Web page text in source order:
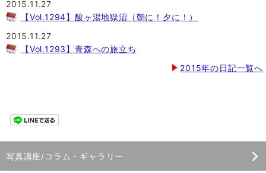
2015.11.27
【Vol.1294】酸ヶ湯地獄沼（朝に！夕に！）
2015.11.27
【Vol.1293】青森への旅立ち
2015年の日記一覧へ
写真講座/コラム・ギャラリー